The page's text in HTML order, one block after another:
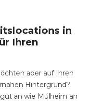
in
Ihren
aber auf Ihren
Hintergrund?
an wie Mülheim an